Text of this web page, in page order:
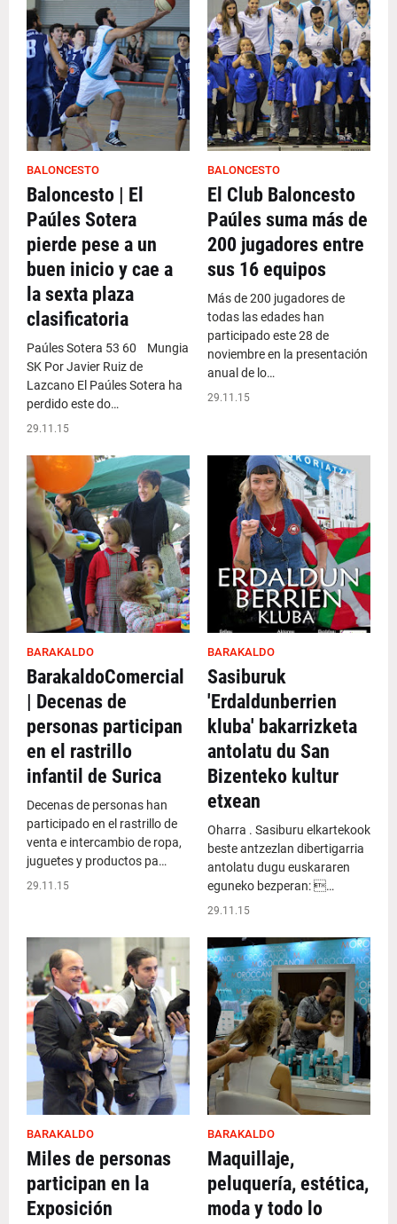
BALONCESTO
Baloncesto | El
Paúles Sotera
pierde pese a un
buen inicio y cae a
la sexta plaza
clasificatoria
Paúles Sotera 53 60 Mungia
SK Por Javier Ruiz de
Lazcano El Paúles Sotera ha
perdido este do…
29.11.15
BALONCESTO
El Club Baloncesto
Paúles suma más de
200 jugadores entre
sus 16 equipos
Más de 200 jugadores de
todas las edades han
participado este 28 de
noviembre en la presentación
anual de lo…
29.11.15
BARAKALDO
BarakaldoComercial
| Decenas de
personas participan
en el rastrillo
infantil de Surica
Decenas de personas han
participado en el rastrillo de
venta e intercambio de ropa,
juguetes y productos pa…
29.11.15
BARAKALDO
Sasiburuk
'Erdaldunberrien
kluba' bakarrizketa
antolatu du San
Bizenteko kultur
etxean
Oharra . Sasiburu elkartekook
beste antzezlan dibertigarria
antolatu dugu euskararen
eguneko bezperan: …
29.11.15
BARAKALDO
Miles de personas
participan en la
Exposición
BARAKALDO
Maquillaje,
peluquería, estética,
moda y todo lo